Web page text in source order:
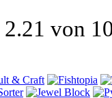
2.21 von